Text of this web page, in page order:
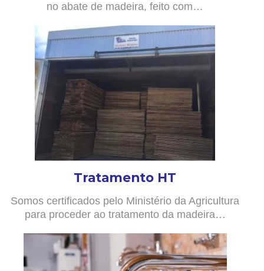
no abate de madeira, feito com…
Tratamento HT
Somos certificados pelo Ministério da Agricultura
para proceder ao tratamento da madeira…